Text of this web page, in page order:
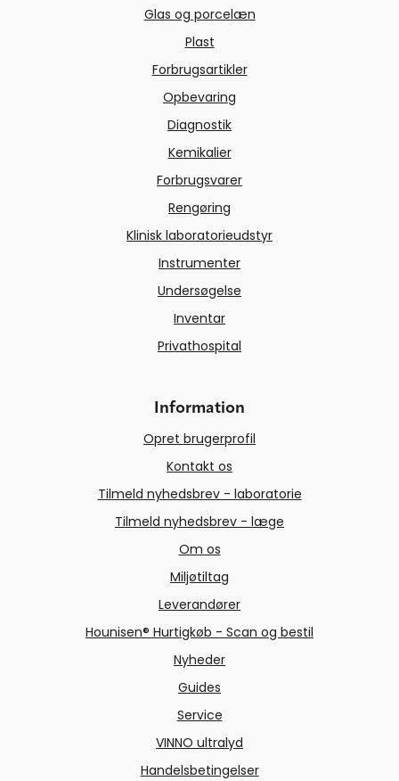
Glas og porcelæn
Plast
Forbrugsartikler
Opbevaring
Diagnostik
Kemikalier
Forbrugsvarer
Rengøring
Klinisk laboratorieudstyr
Instrumenter
Undersøgelse
Inventar
Privathospital
Information
Opret brugerprofil
Kontakt os
Tilmeld nyhedsbrev - laboratorie
Tilmeld nyhedsbrev - læge
Om os
Miljøtiltag
Leverandører
Hounisen® Hurtigkøb - Scan og bestil
Nyheder
Guides
Service
VINNO ultralyd
Handelsbetingelser